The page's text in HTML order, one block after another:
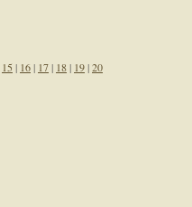
15 | 16| 17| 18| 19|20